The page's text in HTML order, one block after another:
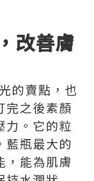
改善膚
的賣點，也
完之後素顏
力。它的粒
藍瓶最大的
，能為肌膚